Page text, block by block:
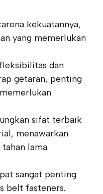
kekuatannya,
yang memerlukan
dan
getaran, penting
sifat terbaik
menawarkan
lama.
sangat penting
belt fasteners.